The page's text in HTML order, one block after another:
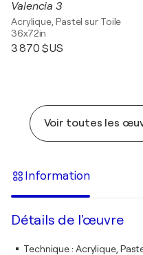
Valencia 3
Acrylique, Pastel sur Toile
36x72in
3 870 $US
Voir toutes les
Information
Détails de l'œuvre
Technique: Acrylique,